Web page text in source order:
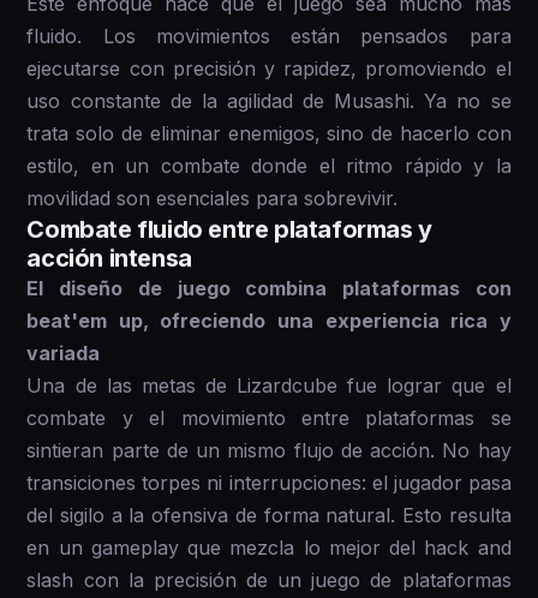
fluido. Los movimientos están pensados para
ejecutarse con precisión y rapidez, promoviendo el
uso constante de la agilidad de Musashi. Ya no se
trata solo de eliminar enemigos, sino de hacerlo con
estilo, en un combate donde el ritmo rápido y la
movilidad son esenciales para sobrevivir.
Combate fluido entre plataformas y
acción intensa
El diseño de juego combina plataformas con
beat'em up, ofreciendo una experiencia rica y
variada
Una de las metas de Lizardcube fue lograr que el
combate y el movimiento entre plataformas se
sintieran parte de un mismo flujo de acción. No hay
transiciones torpes ni interrupciones: el jugador pasa
del sigilo a la ofensiva de forma natural. Esto resulta
en un gameplay que mezcla lo mejor del hack and
slash con la precisión de un juego de plataformas